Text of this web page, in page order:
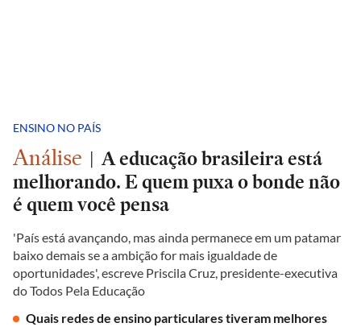
ENSINO NO PAÍS
Análise | A educação brasileira está
melhorando. E quem puxa o bonde não
é quem você pensa
'País está avançando, mas ainda permanece em um patamar
baixo demais se a ambição for mais igualdade de
oportunidades', escreve Priscila Cruz, presidente-executiva
do Todos Pela Educação
Quais redes de ensino particulares tiveram melhores